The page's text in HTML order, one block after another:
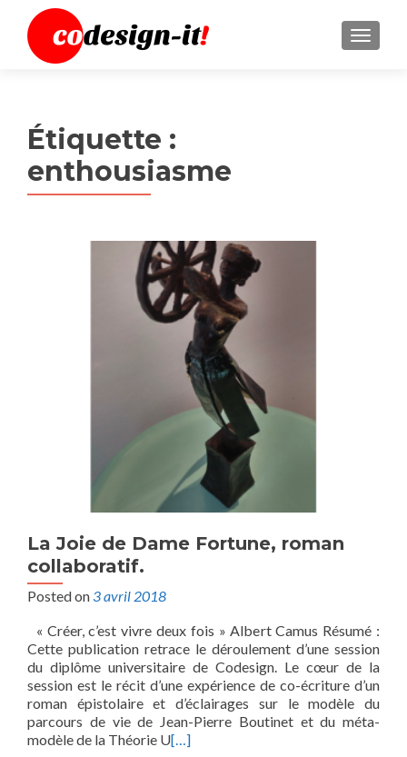
MENU
Étiquette :
enthousiasme
La Joie de Dame Fortune, roman
collaboratif.
Posted on 3 avril 2018
« Créer, c’est vivre deux fois » Albert Camus Résumé :
Cette publication retrace le déroulement d’une session
du diplôme universitaire de Codesign. Le cœur de la
session est le récit d’une expérience de co-écriture d’un
roman épistolaire et d’éclairages sur le modèle du
parcours de vie de Jean-Pierre Boutinet et du méta-
modèle de la Théorie U[…]